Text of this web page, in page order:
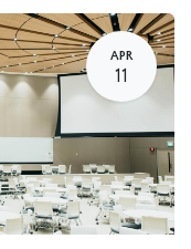
APR
11